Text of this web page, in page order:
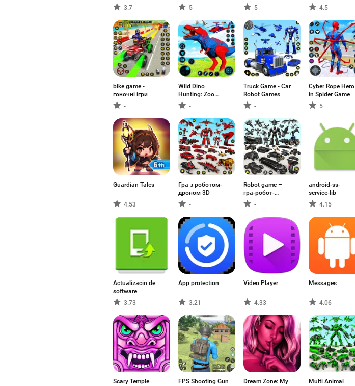
Missions 2020
3.7
гонки5
5
Game4.5
bike game -
гоночні ігри
-
Wild Dino
Hunting: Zoo
Hunter
-
Truck Game - Car
Robot Games
-
Cyber Rope Hero
in Spider Game
5
Guardian Tales
4.53
Гра з роботом-
дроном 3D
-
Robot game –
гра-робот-
машина
-
android-ss-
service-lib
4.15
Actualizacin de
software
3.73
App protection
3.21
Video Player
4.33
Messages
4.06
Scary Temple
FPS Shooting Gun
Dream Zone: My
Multi Animal